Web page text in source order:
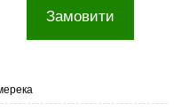
Замовити